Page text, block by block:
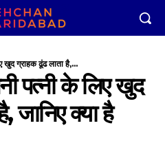
खुद ग्राहक ढूंढ लाता है,...
पत्नी के लिए खुद
जानिए क्या है